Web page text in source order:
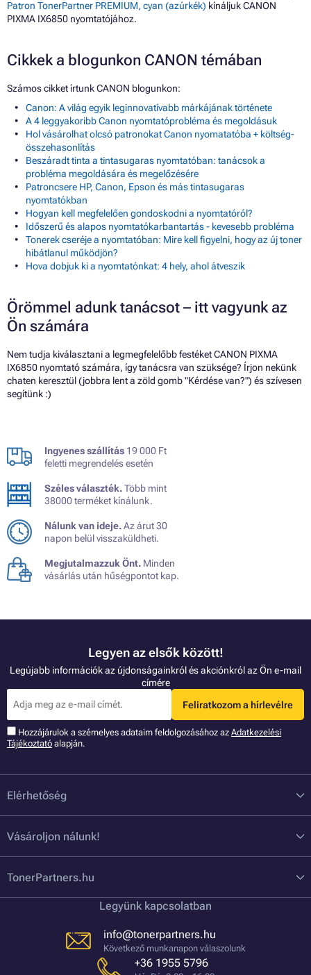
Patron TonerPartner PREMIUM, cyan (azúrkék) kínáljuk CANON
PIXMA IX6850 nyomtatójához.
Cikkek a blogunkon CANON témában
Számos cikket írtunk CANON blogunkon:
Canon: A világ egyik leginnovatívabb márkájának története
A 4 leggyakoribb Canon nyomtatóprobléma és megoldásuk
Hol vásárolhat olcsó patronokat Canon nyomatatóba + költség-
összehasonlítás
Beszáradt tinta a tintasugaras nyomtatóban: tanácsok a
probléma megoldására és megelőzésére
Patroncsere HP, Canon, Epson és más tintasugaras
nyomtatókban
Hogyan kell megfelelően gondoskodni a nyomtatóról?
Időszerű és alapos nyomtatókarbantartás - kevesebb probléma
Tonerek cseréje a nyomtatóban: Mire kell figyelni, hogy az új toner
hibátlanul működjön?
Hova dobjuk ki a nyomtatónkat: 4 hely, ahol átveszik
Örömmel adunk tanácsot – itt vagyunk az
Ön számára
Nem tudja kiválasztani a legmegfelelőbb festéket CANON PIXMA
IX6850 nyomtató számára, így tanácsra van szüksége? Írjon nekünk
chaten keresztül (jobbra lent a zöld gomb "Kérdése van?") és szívesen
segítünk :)
Ingyenes szállítás 19 000 Ft
feletti megrendelés esetén
Széles választék.Több mint
38000 terméket kínálunk.
Nálunk van ideje.Az árut 30
napon belül visszaküldheti.
Megjutalmazzuk Önt. Minden
vásárlás után hűségpontot kap.
Legyen az elsők között!
Legújabb információk az újdonságainkról és akciónkról az Ön e-mail
címére
Feliratkozom a hírlevélre
Hozzájárulok a szémelyes adataim feldolgozásához az Adatkezelési
Tájékoztató alapján.
Elérhetőség
Vásároljon nálunk!
TonerPartners.hu
Legyünk kapcsolatban
info@tonerpartners.hu
Következő munkanapon válaszolunk
+36 1955 5796